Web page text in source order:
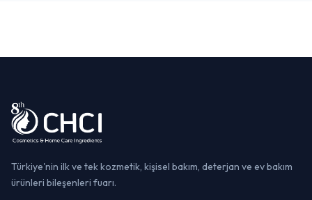
Türkiye'nin ilk ve tek kozmetik, kişisel bakım, deterjan ve ev bakım
ürünleri bileşenleri fuarı.